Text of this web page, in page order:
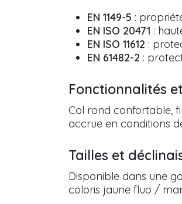
EN 1149-5 :
EN ISO 20471 :
EN ISO 11612 :
EN 61482-2 :
Fonctionnalités
Col rond confortable,
accrue en conditions
Tailles et
Disponible dans une
coloris jaune fluo /